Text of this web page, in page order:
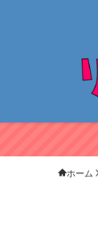
ホーム